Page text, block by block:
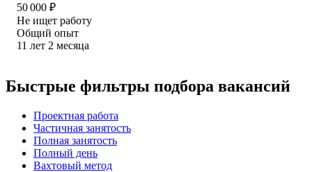
50 000 ₽
Не ищет работу
Общий опыт
11 лет 2 месяца
Быстрые фильтры подбора вакансий
Проектная работа
Частичная занятость
Полная занятость
Полный день
Вахтовый метод